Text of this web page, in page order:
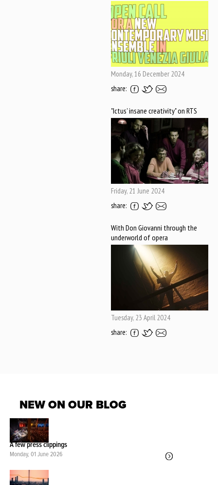
Monday, 16 December 2024
share:
"Ictus' insane creativity" on RTS
Friday, 21 June 2024
share:
With Don Giovanni through the
underworld of opera
Tuesday, 23 April 2024
share:
NEW ON OUR BLOG
A few press clippings
Monday, 01 June 2026